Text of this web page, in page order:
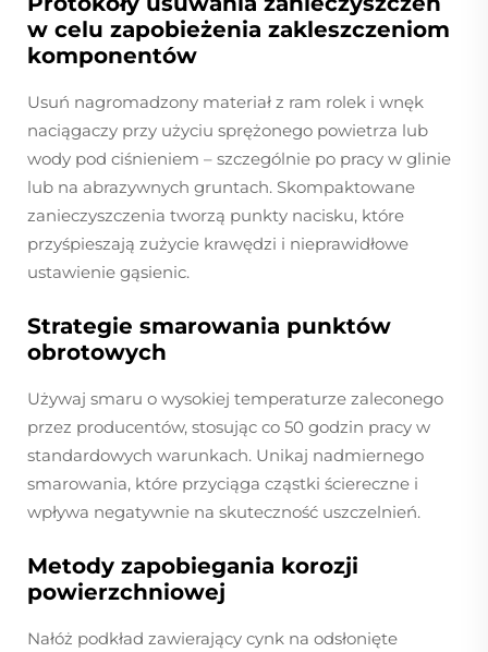
w celu zapobieżenia zakleszczeniom
komponentów
Usuń nagromadzony materiał z ram rolek i wnęk
naciągaczy przy użyciu sprężonego powietrza lub
wody pod ciśnieniem – szczególnie po pracy w glinie
lub na abrazywnych gruntach. Skompaktowane
zanieczyszczenia tworzą punkty nacisku, które
przyśpieszają zużycie krawędzi i nieprawidłowe
ustawienie gąsienic.
Strategie smarowania punktów
obrotowych
Używaj smaru o wysokiej temperaturze zaleconego
przez producentów, stosując co 50 godzin pracy w
standardowych warunkach. Unikaj nadmiernego
smarowania, które przyciąga cząstki ściereczne i
wpływa negatywnie na skuteczność uszczelnień.
Metody zapobiegania korozji
powierzchniowej
Nałóż podkład zawierający cynk na odsłonięte